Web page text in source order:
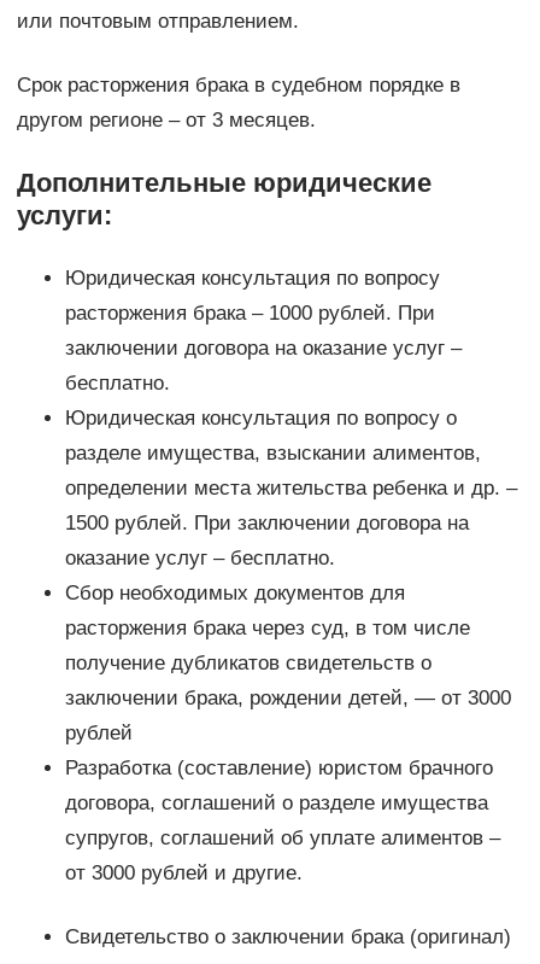
или почтовым отправлением.
Срок расторжения брака в судебном порядке в
другом регионе – от 3 месяцев.
Дополнительные юридические
услуги:
Юридическая консультация по вопросу
расторжения брака – 1000 рублей. При
заключении договора на оказание услуг –
бесплатно.
Юридическая консультация по вопросу о
разделе имущества, взыскании алиментов,
определении места жительства ребенка и др. –
1500 рублей. При заключении договора на
оказание услуг – бесплатно.
Сбор необходимых документов для
расторжения брака через суд, в том числе
получение дубликатов свидетельств о
заключении брака, рождении детей, — от 3000
рублей
Разработка (составление) юристом брачного
договора, соглашений о разделе имущества
супругов, соглашений об уплате алиментов –
от 3000 рублей и другие.
Свидетельство о заключении брака (оригинал)